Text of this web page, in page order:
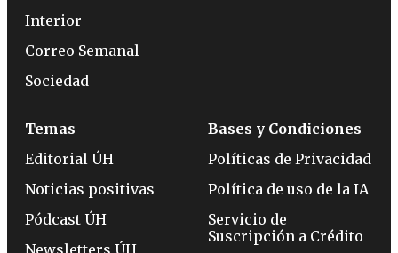
Interior
Correo Semanal
Sociedad
Temas
Editorial ÚH
Noticias positivas
Pódcast ÚH
Newsletters ÚH
Bases y Condiciones
Políticas de Privacidad
Política de uso de la IA
Servicio de
Suscripción a Crédito